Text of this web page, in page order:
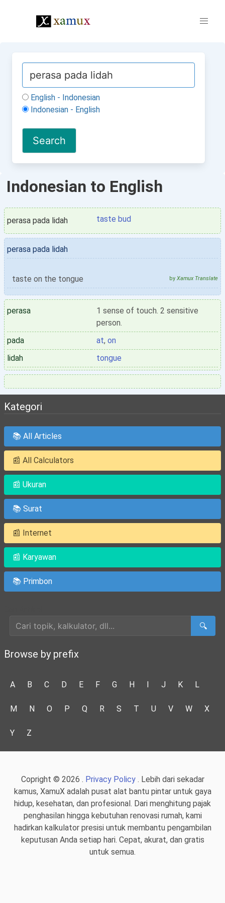
English - Indonesian
Indonesian - English
Indonesian to English
perasa pada lidah taste bud
perasa pada lidah
taste on the tongue by Xamux Translate
perasa
1 sense of touch. 2 sensitive
person.
pada
at, on
lidah
tongue
Kategori
📚 All Articles
📰 All Calculators
📰 Ukuran
📚 Surat
📰 Internet
📰 Karyawan
📚 Primbon
🔍
Browse by prefix
A B C D E F G H I J K L
M N O P Q R S T U V W X
Y Z
Copright © 2026 . Privacy Policy. Lebih dari sekadar
kamus, XamuX adalah pusat alat bantu pintar untuk gaya
hidup, kesehatan, dan profesional. Dari menghitung pajak
penghasilan hingga kebutuhan renovasi rumah, kami
hadirkan kalkulator presisi untuk membantu pengambilan
keputusan Anda setiap hari. Cepat, akurat, dan gratis
untuk semua.